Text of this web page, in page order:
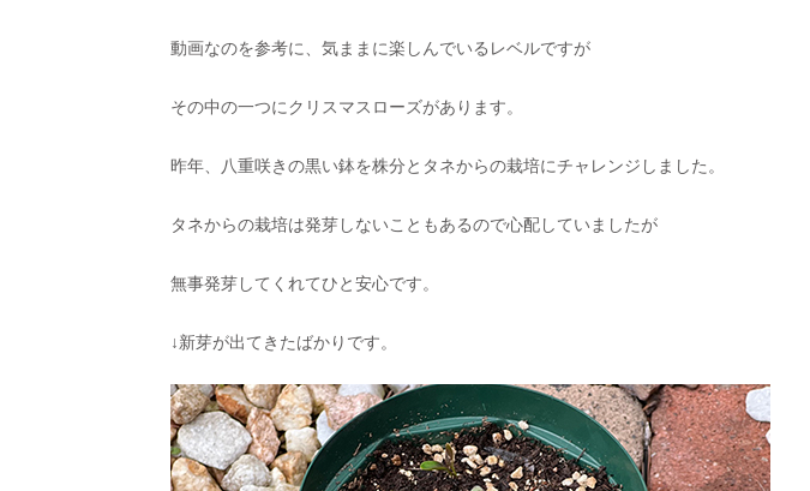
動画なのを参考に、気ままに楽しんでいるレベルですが
その中の一つにクリスマスローズがあります。
昨年、八重咲きの黒い鉢を株分とタネからの栽培にチャレンジしました。
タネからの栽培は発芽しないこともあるので心配していましたが
無事発芽してくれてひと安心です。
↓新芽が出てきたばかりです。